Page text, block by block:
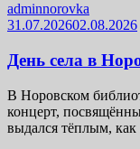
adminnorovka
31.07.202602.08.2026
День села в
В Норовском
концерт,
выдался тёплым, как